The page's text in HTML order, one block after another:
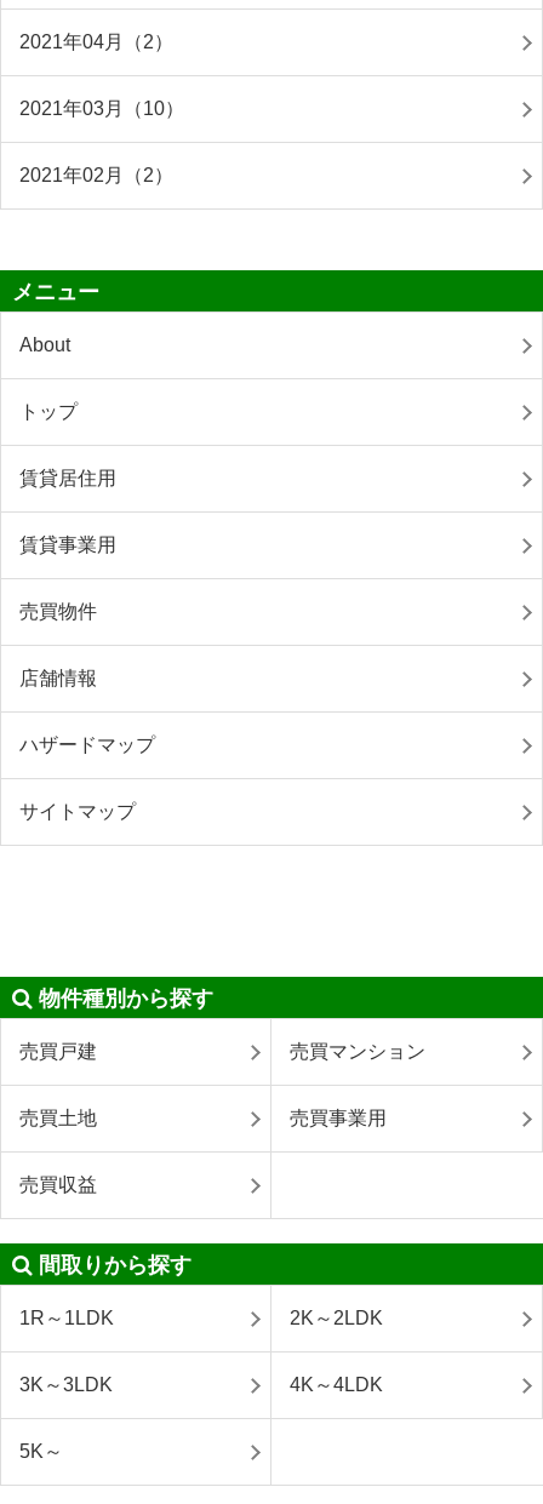
2021年04月（2）
2021年03月（10）
2021年02月（2）
メニュー
About
トップ
賃貸居住用
賃貸事業用
売買物件
店舗情報
ハザードマップ
サイトマップ
物件種別から探す
売買戸建 売買マンション
売買土地 売買事業用
売買収益
間取りから探す
1R～1LDK 2K～2LDK
3K～3LDK 4K～4LDK
5K～